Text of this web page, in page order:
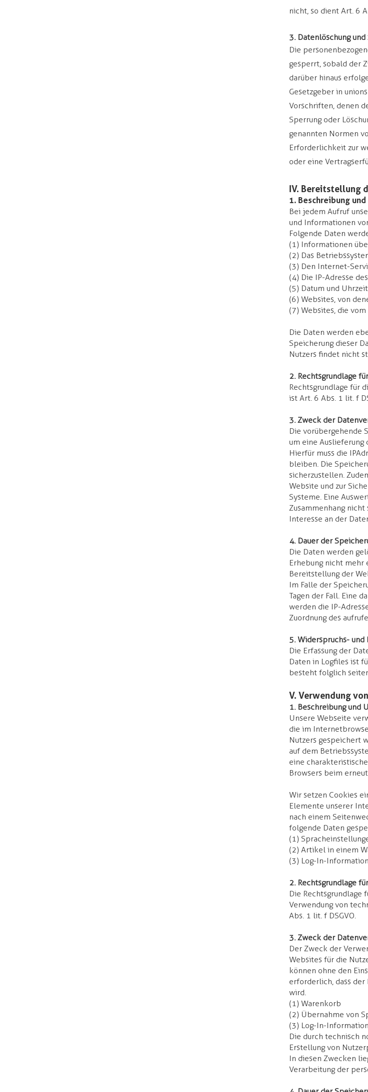
nicht, so dient Art. 6
3. Datenlöschung
Die
gesperrt, sobald der
darüber hinaus
Gesetzgeber in
Vorschriften, denen
Sperrung oder
genannten Normen
Erforderlichkeit zur
oder eine
IV. Bereitstellung
1. Beschreibung
Bei jedem Aufruf
und Informationen
Folgende Daten
(1) Informationen
(2) Das
(3) Den Internet-
(4) Die IP-Adresse
(5) Datum und
(6) Websites, von
(7) Websites, die
Die Daten werden
Speicherung dieser
Nutzers findet nicht
2. Rechtsgrundlage
​Rechtsgrundlage für
ist Art. 6 Abs. 1 lit. f
3. Zweck der
Die vorübergehende
um eine Auslieferung
Hierfür muss die
bleiben.​ Die
sicherzustellen.
Website und zur
Systeme. Eine
Zusammenhang
Interesse an der
4. Dauer der
Die Daten werden
Erhebung nicht mehr
Bereitstellung der
​Im Falle der
Tagen der Fall. Eine
werden die IP-
Zuordnung des
5. Widerspruchs-
Die Erfassung der
Daten in Logfiles ist
besteht folglich
V. Verwendung
1. Beschreibung und
Unsere Webseite
die im
Nutzers gespeichert
auf dem
eine
Browsers beim
​Wir setzen Cookies
Elemente unserer
nach einem
folgende Daten
(1)
(2) Artikel in einem
(3) Log-In-
2. Rechtsgrundlage
Die Rechtsgrundlage
Verwendung von
Abs. 1 lit. f DSGVO.
3. Zweck der
Der Zweck der
Websites für die
können ohne den
erforderlich, dass
wird.
(1) Warenkorb
(2) Übernahme von
(3) Log-In-
Die durch technisch
Erstellung von
In diesen Zwecken
Verarbeitung der